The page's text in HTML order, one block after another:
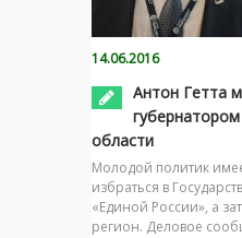
14.06.2016
Антон Гетта
области
Молодой политик
избраться в
«Единой России», а
регион. Деловое